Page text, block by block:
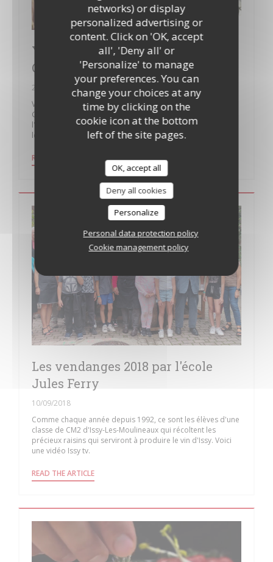
networks) or display
personalized advertising or
content. Click on 'OK, accept
all', 'Deny all' or
'Personalize' to manage
your preferences. You can
change your choices at any
time by clicking on the
cookie icon at the bottom
left of the site pages.
OK, accept all
Deny all cookies
Personalize
Personal data protection policy
Cookie management policy
Yves LEGRAND, créateur d'Issy
Guinguette, est « Isséen d’Or » 2019
22/01/2019
Voici un reportage sur Yves Legrand créateur d'Issy
Guinguette réalisé à l'occasion de sa récompense de
l'"Isséen d'or 2019" remis par la ville d'Issy-Les-Moulineaux
le 11 janvier 2019 lors des voeux du Monsieur Santini.
READ THE ARTICLE
Les vendanges 2018 par l'école
Jules Ferry
10/09/2018
Comme chaque année depuis 1992, ce sont les élèves d'une
classe de CM2 d'Issy-Les-Moulineaux qui récoltent les
précieux raisins qui serviront à produire le vin d'Issy. Voici
une vidéo Issy tv.
READ THE ARTICLE((OPENS IN A NEW WINDOW))